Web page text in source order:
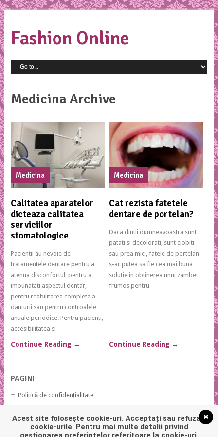
Fashion Online
Medicina Archive
Medicina
Calitatea aparatelor
dicteaza calitatea
serviciilor
stomatologice
Pacientii au nevoie de
tratamentele dentare pentru a
atenua disconfortul, pentru a
imbunatati aspectul dentar,
pentru reabilitarea completa a
danturii sau pentru controalele
anuale periodice. Pentru pacienti,
accesibilitatea si
Continue Reading →
Medicina
Cat rezista fatetele
dentare de portelan?
Daca dintii dumneavoastra sunt
patati si decolorati, sunt ciobiti
sau prea mici, fatele de portelan
s-ar putea sa fie cea mai buna
solutie in obtinerea unui zambet
frumos pentru
Continue Reading →
PAGINI
Politică de confidențialitate
Acest site folosește cookie-uri. Acceptați sau refuzați
cookie-urile. Pentru mai multe detalii privind
gestionarea preferințelor referitoare la cookie-uri,